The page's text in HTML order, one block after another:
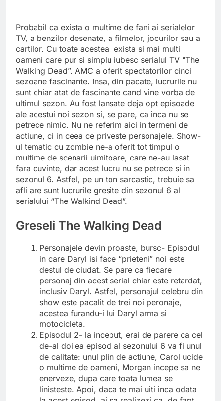
Probabil ca exista o multime de fani ai serialelor
TV, a benzilor desenate, a filmelor, jocurilor sau a
cartilor. Cu toate acestea, exista si mai multi
oameni care pur si simplu iubesc serialul TV “The
Walking Dead”. AMC a oferit spectatorilor cinci
sezoane fascinante. Insa, din pacate, lucrurile nu
sunt chiar atat de fascinante cand vine vorba de
ultimul sezon. Au fost lansate deja opt episoade
ale acestui noi sezon si, se pare, ca inca nu se
petrece nimic. Nu ne referim aici in termeni de
actiune, ci in ceea ce priveste personajele. Show-
ul tematic cu zombie ne-a oferit tot timpul o
multime de scenarii uimitoare, care ne-au lasat
fara cuvinte, dar acest lucru nu se petrece si in
sezonul 6. Astfel, pe un ton sarcastic, trebuie sa
afli are sunt lucrurile gresite din sezonul 6 al
serialului “The Walkind Dead”.
Greseli The Walking Dead
Personajele devin proaste, bursc- Episodul
in care Daryl isi face “prieteni” noi este
destul de ciudat. Se pare ca fiecare
personaj din acest serial chiar este retardat,
inclusiv Daryl. Astfel, personajul celebru din
show este pacalit de trei noi peronaje,
acestea furandu-i lui Daryl arma si
motocicleta.
Episodul 2- la inceput, erai de parere ca cel
de-al doilea episod al sezonului 6 va fi unul
de calitate: unul plin de actiune, Carol ucide
o multime de oameni, Morgan incepe sa ne
enerveze, dupa care toata lumea se
linisteste. Apoi, daca te mai uiti inca odata